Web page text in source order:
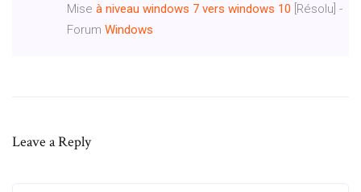
Mise à niveau windows 7 vers windows 10 [Résolu] -
Forum Windows
Leave a Reply